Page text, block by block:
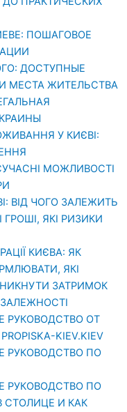
ПОШАГОВОЕ
ДОСТУПНЫЕ
МЕСТА ЖИТЕЛЬСТВА
У КИЄВІ:
МОЖЛИВОСТІ
ВІД ЧОГО ЗАЛЕЖИТЬ
ЯКІ РИЗИКИ
КИЄВА: ЯК
ЯКІ
ЗАТРИМОК
РУКОВОДСТВО ОТ
KIEV.KIEV
РУКОВОДСТВО ПО
РУКОВОДСТВО ПО
СТОЛИЦЕ И КАК